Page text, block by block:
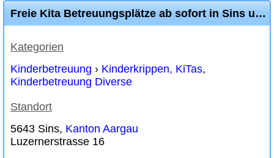
Freie Kita Betreuungsplätze ab sofort in Sins und Umgebung
Kategorien
Kinderbetreuung › Kinderkrippen, KiTas,
Kinderbetreuung Diverse
Standort
5643 Sins, Kanton Aargau
Luzernerstrasse 16